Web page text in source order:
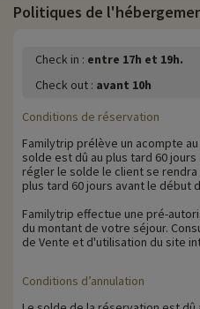
Politiques de
Check in : entre 17h et 19h.
Check out : avant 10h
Conditions de réservation
Familytrip prélève un acompte
solde est dû au plus tard 60
régler le solde le client se
plus tard 60 jours avant le début
Familytrip effectue une pré-
du montant de votre séjour.
de Vente et d'utilisation du site
Conditions d’annulation